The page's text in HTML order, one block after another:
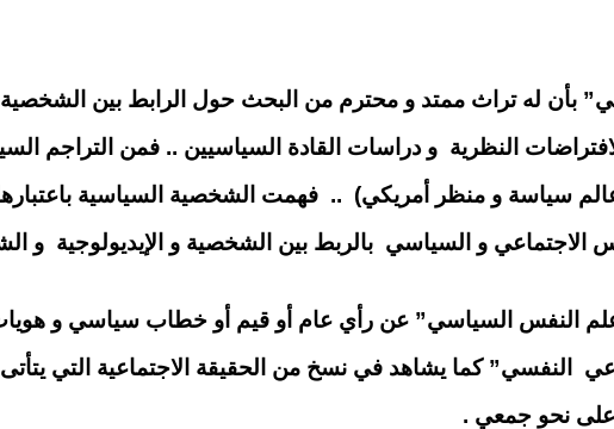
بأن له تراث ممتد و محترم من البحث حول الرابط بين
النظرية و دراسات القادة السياسيين .. فمن التراجم
سياسة و منظر أمريكي) .. فهمت الشخصية السياسية
الاجتماعي و السياسي بالربط بين الشخصية و الإيديولوجية و
النفس السياسي” عن رأي عام أو قيم أو خطاب سياسي و
النفسي” كما يشاهد في نسخ من الحقيقة الاجتماعية التي
على نحو جمعي .